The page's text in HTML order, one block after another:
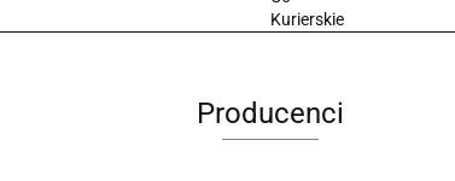
Kurierskie
Producenci